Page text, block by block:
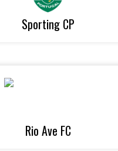
Sporting CP
Rio Ave FC